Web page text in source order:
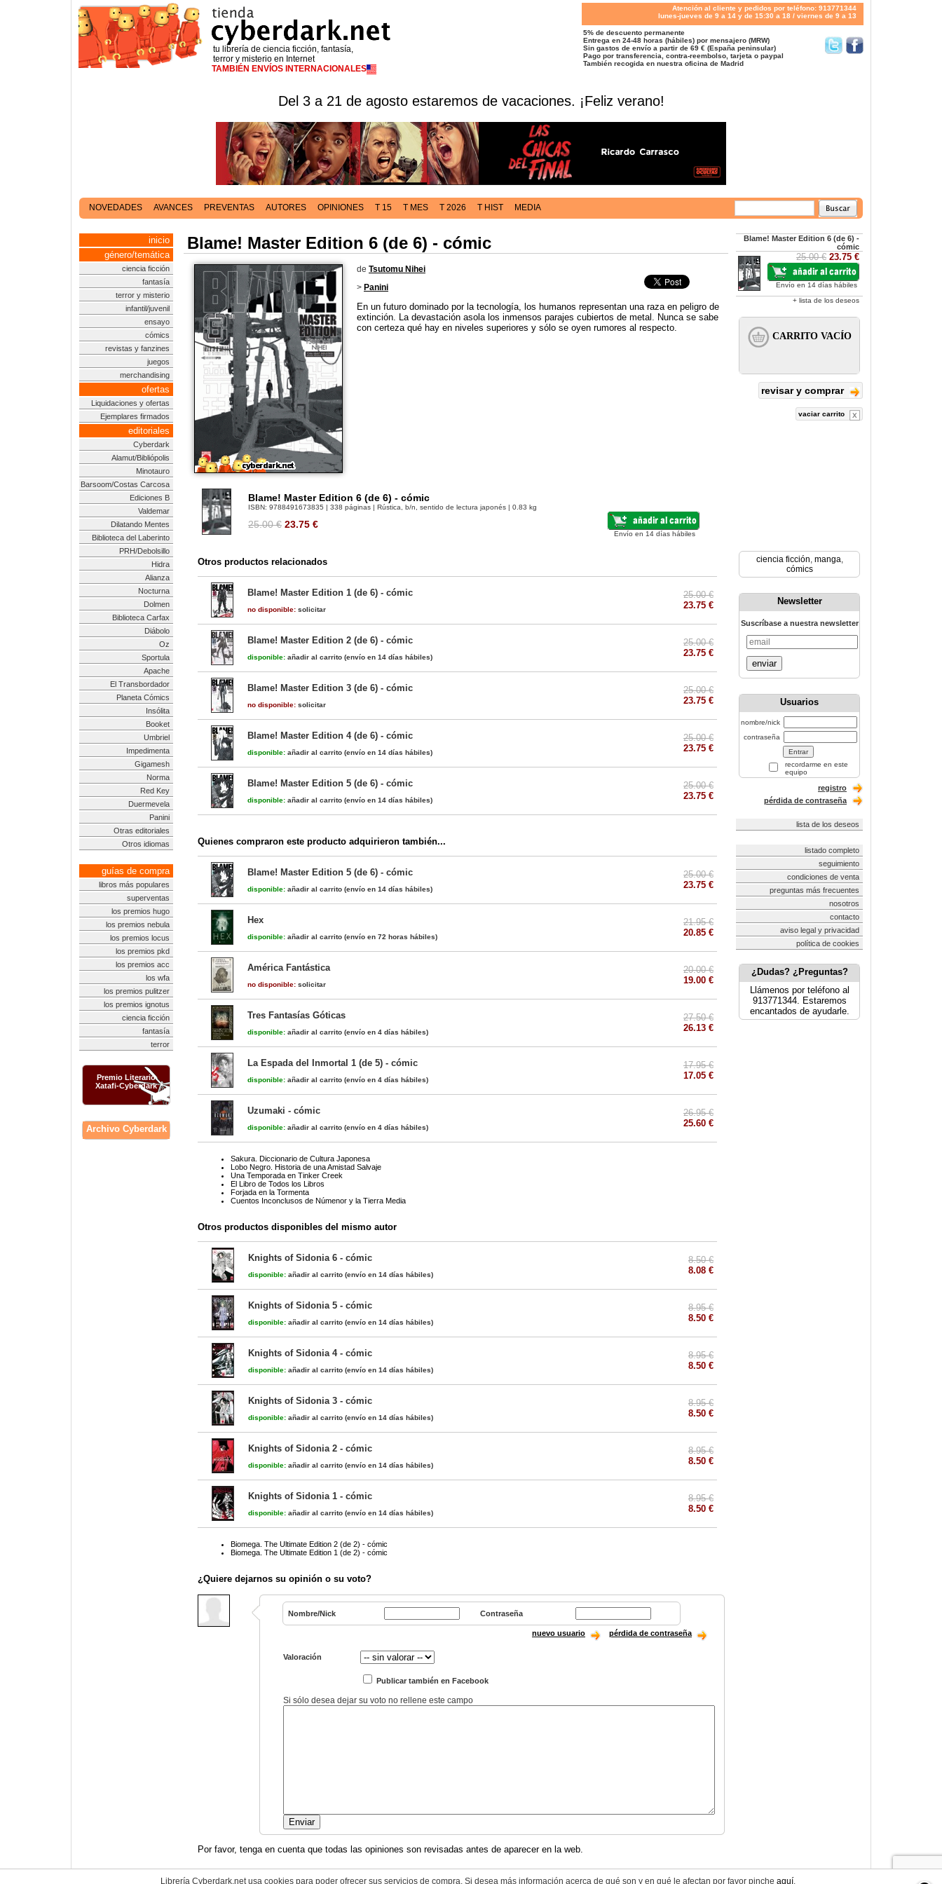
tu librería de ciencia ficción, fantasía,
terror y misterio en Internet
TAMBIÉN ENVÍOS INTERNACIONALES
Atención al cliente y pedidos por teléfono: 913771344
lunes-jueves de 9 a 14 y de 15:30 a 18 / viernes de 9 a 13
5% de descuento permanente
Entrega en 24-48 horas (hábiles) por mensajero (MRW)
Sin gastos de envío a partir de 69 € (España peninsular)
Pago por transferencia, contra-reembolso, tarjeta o paypal
También recogida en nuestra oficina de Madrid
Del 3 a 21 de agosto estaremos de vacaciones. ¡Feliz verano!
NOVEDADES AVANCES PREVENTAS AUTORES OPINIONES T 15 T MES T 2026 T HIST MEDIA
inicio
género/temática
ciencia ficción
fantasía
terror y misterio
infantil/juvenil
ensayo
cómics
revistas y fanzines
juegos
merchandising
ofertas
Liquidaciones y ofertas
Ejemplares firmados
editoriales
Cyberdark
Alamut/Bibliópolis
Minotauro
Barsoom/Costas Carcosa
Ediciones B
Valdemar
Dilatando Mentes
Biblioteca del Laberinto
PRH/Debolsillo
Hidra
Alianza
Nocturna
Dolmen
Biblioteca Carfax
Diábolo
Oz
Sportula
Apache
El Transbordador
Planeta Cómics
Insólita
Booket
Umbriel
Impedimenta
Gigamesh
Norma
Red Key
Duermevela
Panini
Otras editoriales
Otros idiomas
guías de compra
libros más populares
superventas
los premios hugo
los premios nebula
los premios locus
los premios pkd
los premios acc
los wfa
los premios pulitzer
los premios ignotus
ciencia ficción
fantasía
terror
Premio Literario
Xatafi-Cyberdark
Archivo Cyberdark
Blame! Master Edition 6 (de 6) - cómic
de Tsutomu Nihei
> Panini
En un futuro dominado por la tecnología, los humanos representan una raza en peligro de
extinción. La devastación asola los inmensos parajes cubiertos de metal. Nunca se sabe
con certeza qué hay en niveles superiores y sólo se oyen rumores al respecto.
Blame! Master Edition 6 (de 6) - cómic
ISBN: 9788491673835 | 338 páginas | Rústica, b/n, sentido de lectura japonés | 0.83 kg
25.00 € 23.75 €
Envío en 14 días hábiles
Otros productos relacionados
Blame! Master Edition 1 (de 6) - cómic
no disponible: solicitar
25.00 €
23.75 €
Blame! Master Edition 2 (de 6) - cómic
disponible: añadir al carrito (envío en 14 días hábiles)
25.00 €
23.75 €
Blame! Master Edition 3 (de 6) - cómic
no disponible: solicitar
25.00 €
23.75 €
Blame! Master Edition 4 (de 6) - cómic
disponible: añadir al carrito (envío en 14 días hábiles)
25.00 €
23.75 €
Blame! Master Edition 5 (de 6) - cómic
disponible: añadir al carrito (envío en 14 días hábiles)
25.00 €
23.75 €
Quienes compraron este producto adquirieron también...
Blame! Master Edition 5 (de 6) - cómic
disponible: añadir al carrito (envío en 14 días hábiles)
25.00 €
23.75 €
Hex
disponible: añadir al carrito (envío en 72 horas hábiles)
21.95 €
20.85 €
América Fantástica
no disponible: solicitar
20.00 €
19.00 €
Tres Fantasías Góticas
disponible: añadir al carrito (envío en 4 días hábiles)
27.50 €
26.13 €
La Espada del Inmortal 1 (de 5) - cómic
disponible: añadir al carrito (envío en 4 días hábiles)
17.95 €
17.05 €
Uzumaki - cómic
disponible: añadir al carrito (envío en 4 días hábiles)
26.95 €
25.60 €
Sakura. Diccionario de Cultura Japonesa
Lobo Negro. Historia de una Amistad Salvaje
Una Temporada en Tinker Creek
El Libro de Todos los Libros
Forjada en la Tormenta
Cuentos Inconclusos de Númenor y la Tierra Media
Otros productos disponibles del mismo autor
Knights of Sidonia 6 - cómic
disponible: añadir al carrito (envío en 14 días hábiles)
8.50 €
8.08 €
Knights of Sidonia 5 - cómic
disponible: añadir al carrito (envío en 14 días hábiles)
8.95 €
8.50 €
Knights of Sidonia 4 - cómic
disponible: añadir al carrito (envío en 14 días hábiles)
8.95 €
8.50 €
Knights of Sidonia 3 - cómic
disponible: añadir al carrito (envío en 14 días hábiles)
8.95 €
8.50 €
Knights of Sidonia 2 - cómic
disponible: añadir al carrito (envío en 14 días hábiles)
8.95 €
8.50 €
Knights of Sidonia 1 - cómic
disponible: añadir al carrito (envío en 14 días hábiles)
8.95 €
8.50 €
Biomega. The Ultimate Edition 2 (de 2) - cómic
Biomega. The Ultimate Edition 1 (de 2) - cómic
¿Quiere dejarnos su opinión o su voto?
Nombre/Nick Contraseña
nuevo usuario pérdida de contraseña
Valoración
Publicar también en Facebook
Si sólo desea dejar su voto no rellene este campo
Por favor, tenga en cuenta que todas las opiniones son revisadas antes de aparecer en la web.
Blame! Master Edition 6 (de 6) -
cómic
25.00 € 23.75 €
Envío en 14 días hábiles
+ lista de los deseos
revisar y comprar
vaciar carrito
ciencia ficción, manga,
cómics
Newsletter
Suscríbase a nuestra newsletter
enviar
Usuarios
nombre/nick
contraseña
recordarme en este
equipo
registro
pérdida de contraseña
lista de los deseos
listado completo
seguimiento
condiciones de venta
preguntas más frecuentes
nosotros
contacto
aviso legal y privacidad
política de cookies
¿Dudas? ¿Preguntas?
Llámenos por teléfono al
913771344. Estaremos
encantados de ayudarle.
Librería Cyberdark.net usa cookies para poder ofrecer sus servicios de compra. Si desea más información acerca de qué son y en qué le afectan por favor pinche aquí.